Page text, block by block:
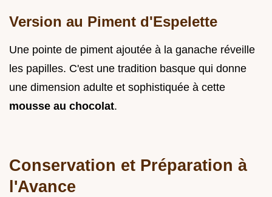
Version au Piment d'Espelette
Une pointe de piment ajoutée à la ganache réveille
les papilles. C'est une tradition basque qui donne
une dimension adulte et sophistiquée à cette
mousse au chocolat.
Conservation et Préparation à
l'Avance